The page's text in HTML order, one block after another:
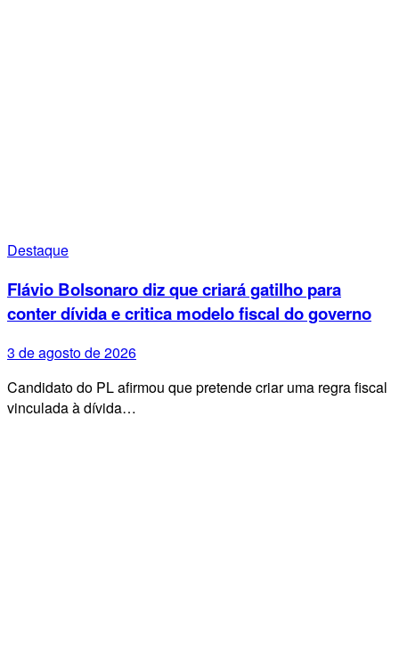
Destaque
Flávio Bolsonaro diz que criará gatilho para
conter dívida e critica modelo fiscal do governo
3 de agosto de 2026
Candidato do PL afirmou que pretende criar uma regra fiscal
vinculada à dívida…